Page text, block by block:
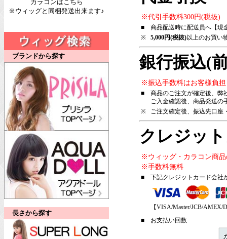
カラコンはこちら
※ウィッグと同梱発送出来ます♪
ブランドから探す
長さから探す
※代引手数料300円(税抜)
■
商品配送時に配送員へ【現
※
5,000円(税抜)以上のお買い
銀行振込(
※振込手数料はお客様負担
■
商品のご注文が確定後、弊
ご入金確認後、商品発送の
※
ご注文確定後、振込先口座
クレジッ
※ウィッグ・カラコン商
※手数料無料
■ 下記クレジットカード会社
【VISA/Master/JCB/AMEX/
■
お支払い回数